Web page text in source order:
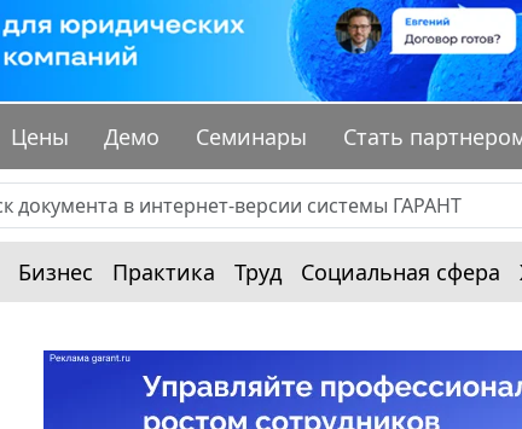
Цены Демо Семинары Стать
Бизнес Практика Труд Социальная сфера